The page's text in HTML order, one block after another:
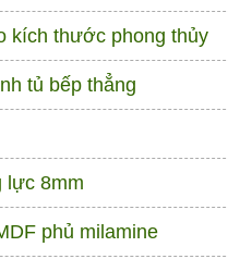
kích thước phong thủy
tủ bếp thẳng
lực 8mm
phủ milamine